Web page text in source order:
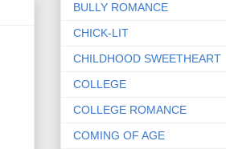
BULLY ROMANCE
CHICK-LIT
CHILDHOOD SWEETHEART
COLLEGE
COLLEGE ROMANCE
COMING OF AGE